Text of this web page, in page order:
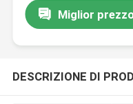
Miglior
DESCRIZIONE DI